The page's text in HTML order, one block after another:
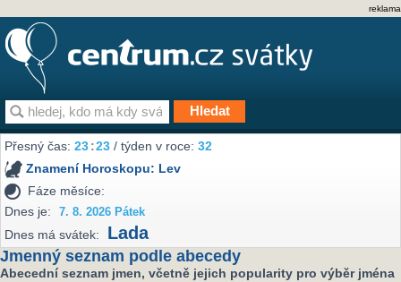
reklama
Přesný čas:23:23 / týden v roce:32
Znamení Horoskopu: Lev
Fáze měsíce:
Dnes je:
7. 8. 2026 Pátek
Dnes má svátek: Lada
Jmenný seznam podle abecedy
Abecední seznam jmen, včetně jejich popularity pro výběr jména